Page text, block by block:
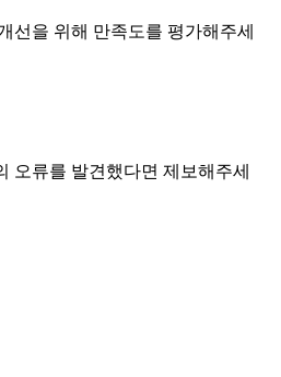
선을 위해 만족도를 평가해주세
오류를 발견했다면 제보해주세